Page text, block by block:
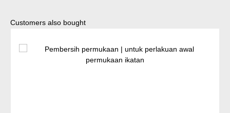
Lewati galeri produk
Customers also bought